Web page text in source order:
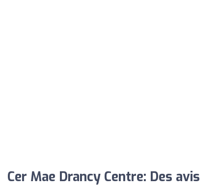
Cer Mae Drancy Centre: Des avis